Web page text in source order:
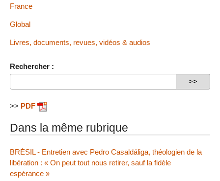
France
Global
Livres, documents, revues, vidéos & audios
Rechercher :
>> PDF
Dans la même rubrique
BRÉSIL - Entretien avec Pedro Casaldáliga, théologien de la
libération : « On peut tout nous retirer, sauf la fidèle
espérance »